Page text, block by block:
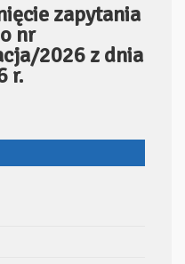
zapytania
nr
2026 z dnia
r.